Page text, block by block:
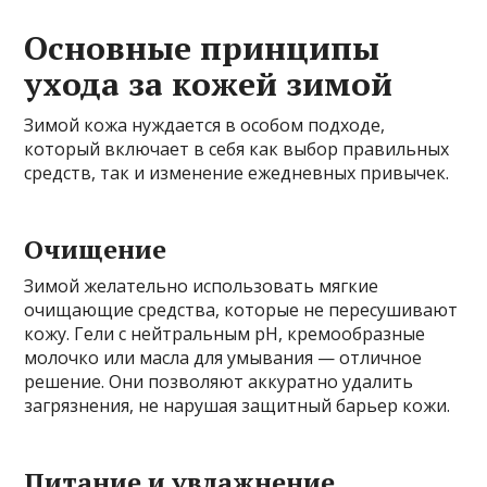
Основные принципы
ухода за кожей зимой
Зимой кожа нуждается в особом подходе,
который включает в себя как выбор правильных
средств, так и изменение ежедневных привычек.
Очищение
Зимой желательно использовать мягкие
очищающие средства, которые не пересушивают
кожу. Гели с нейтральным pH, кремообразные
молочко или масла для умывания — отличное
решение. Они позволяют аккуратно удалить
загрязнения, не нарушая защитный барьер кожи.